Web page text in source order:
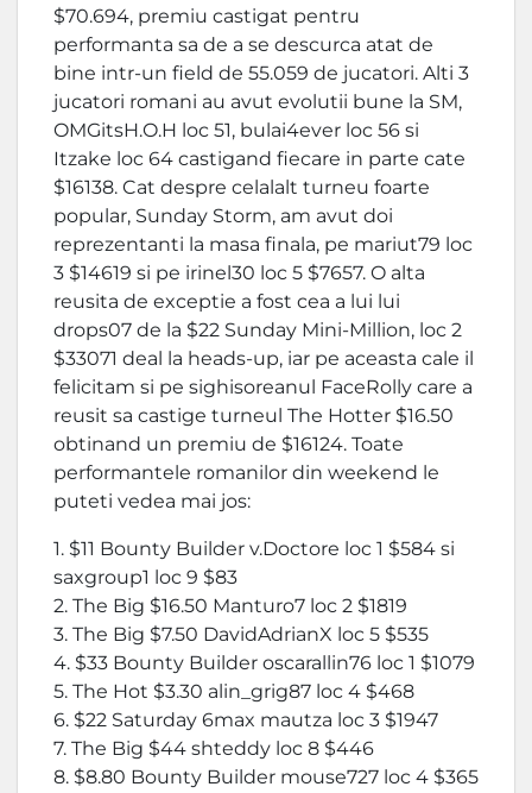
$70.694, premiu castigat pentru
performanta sa de a se descurca atat de
bine intr-un field de 55.059 de jucatori. Alti 3
jucatori romani au avut evolutii bune la SM,
OMGitsH.O.H loc 51, bulai4ever loc 56 si
Itzake loc 64 castigand fiecare in parte cate
$16138. Cat despre celalalt turneu foarte
popular, Sunday Storm, am avut doi
reprezentanti la masa finala, pe mariut79 loc
3 $14619 si pe irinel30 loc 5 $7657. O alta
reusita de exceptie a fost cea a lui lui
drops07 de la $22 Sunday Mini-Million, loc 2
$33071 deal la heads-up, iar pe aceasta cale il
felicitam si pe sighisoreanul FaceRolly care a
reusit sa castige turneul The Hotter $16.50
obtinand un premiu de $16124. Toate
performantele romanilor din weekend le
puteti vedea mai jos:
1. $11 Bounty Builder v.Doctore loc 1 $584 si
saxgroup1 loc 9 $83
2. The Big $16.50 Manturo7 loc 2 $1819
3. The Big $7.50 DavidAdrianX loc 5 $535
4. $33 Bounty Builder oscarallin76 loc 1 $1079
5. The Hot $3.30 alin_grig87 loc 4 $468
6. $22 Saturday 6max mautza loc 3 $1947
7. The Big $44 shteddy loc 8 $446
8. $8.80 Bounty Builder mouse727 loc 4 $365